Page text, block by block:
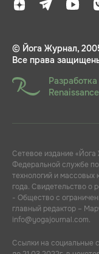
© Йога Журнал,
Все права
Сетевое издание
Федеральной службе
технологий и
года. Свидетельство о
- Общество с
главный редактор –
info@yogajournal.com.
Ссылки на социальные